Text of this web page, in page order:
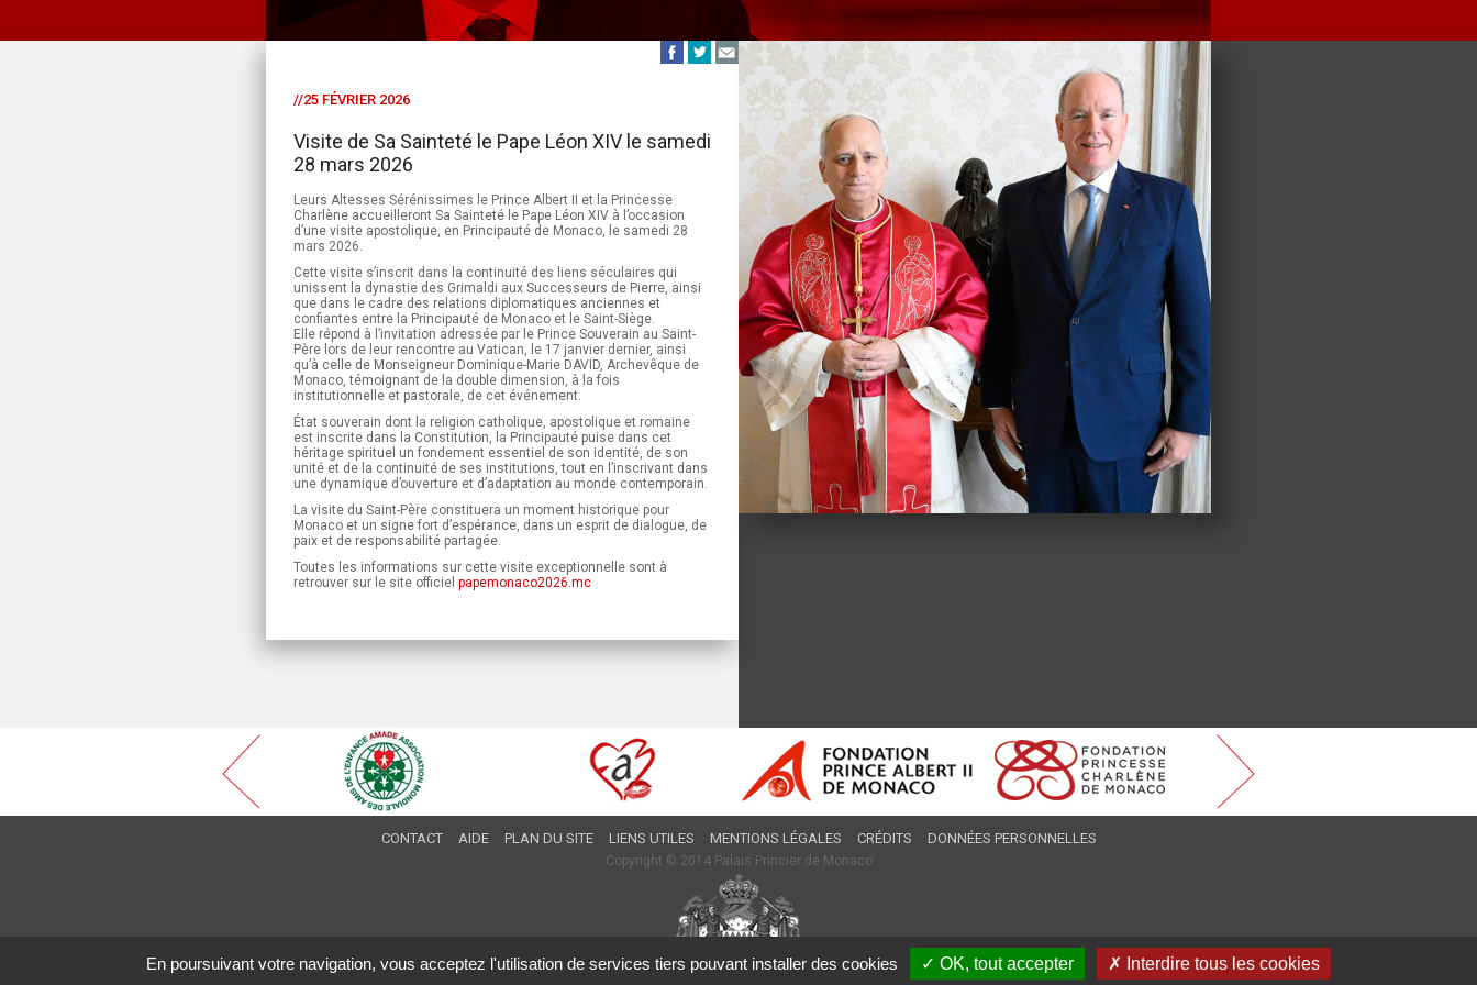
//25 FÉVRIER 2026
Visite de Sa Sainteté le Pape Léon XIV le samedi
28 mars 2026
Leurs Altesses Sérénissimes le Prince Albert II et la Princesse
Charlène accueilleront Sa Sainteté le Pape Léon XIV à l’occasion
d’une visite apostolique, en Principauté de Monaco, le samedi 28
mars 2026.
Cette visite s’inscrit dans la continuité des liens séculaires qui
unissent la dynastie des Grimaldi aux Successeurs de Pierre, ainsi
que dans le cadre des relations diplomatiques anciennes et
confiantes entre la Principauté de Monaco et le Saint-Siège.
Elle répond à l’invitation adressée par le Prince Souverain au Saint-
Père lors de leur rencontre au Vatican, le 17 janvier dernier, ainsi
qu’à celle de Monseigneur Dominique-Marie DAVID, Archevêque de
Monaco, témoignant de la double dimension, à la fois
institutionnelle et pastorale, de cet événement.
État souverain dont la religion catholique, apostolique et romaine
est inscrite dans la Constitution, la Principauté puise dans cet
héritage spirituel un fondement essentiel de son identité, de son
unité et de la continuité de ses institutions, tout en l’inscrivant dans
une dynamique d’ouverture et d’adaptation au monde contemporain.
La visite du Saint-Père constituera un moment historique pour
Monaco et un signe fort d’espérance, dans un esprit de dialogue, de
paix et de responsabilité partagée.
Toutes les informations sur cette visite exceptionnelle sont à
retrouver sur le site officiel papemonaco2026.mc
CONTACT AIDE PLAN DU SITE LIENS UTILES MENTIONS LÉGALES CRÉDITS DONNÉES PERSONNELLES
Copyright © 2014 Palais Princier de Monaco
En poursuivant votre navigation, vous acceptez l'utilisation de services tiers pouvant installer des cookies ✓ OK, tout accepter ✗ Interdire tous les cookies